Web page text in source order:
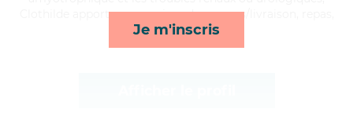
Je m'inscris
Clothilde apporte ses services de courses/livraison, repas,
rappels et ménage*